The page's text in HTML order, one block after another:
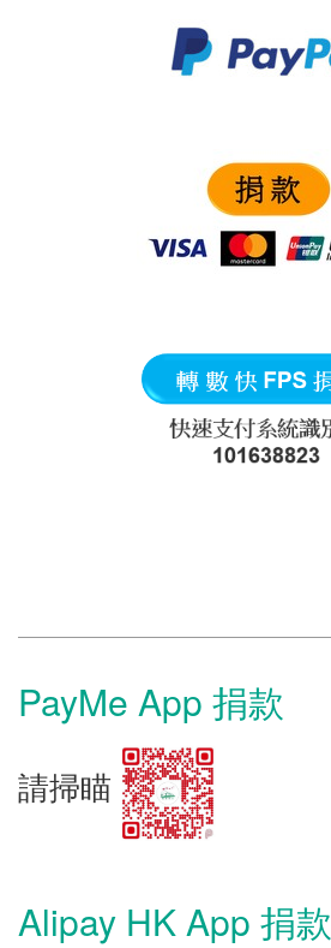
PayMe App 捐款
請掃瞄
Alipay HK App 捐款